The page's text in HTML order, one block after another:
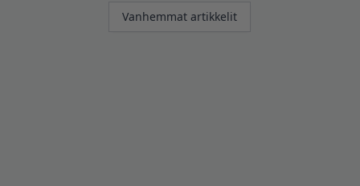
Artikkelien
Vanhemmat artikkelit